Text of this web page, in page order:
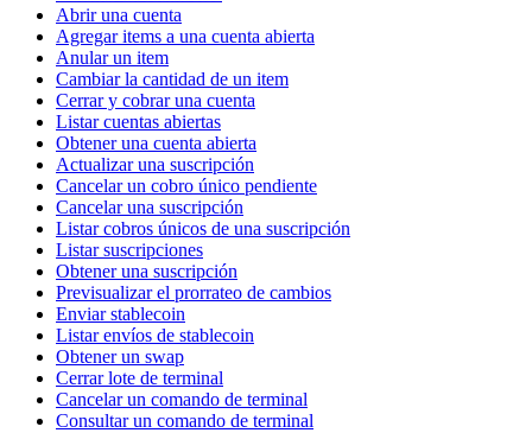
Abrir una cuenta
Agregar items a una cuenta abierta
Anular un item
Cambiar la cantidad de un item
Cerrar y cobrar una cuenta
Listar cuentas abiertas
Obtener una cuenta abierta
Actualizar una suscripción
Cancelar un cobro único pendiente
Cancelar una suscripción
Listar cobros únicos de una suscripción
Listar suscripciones
Obtener una suscripción
Previsualizar el prorrateo de cambios
Enviar stablecoin
Listar envíos de stablecoin
Obtener un swap
Cerrar lote de terminal
Cancelar un comando de terminal
Consultar un comando de terminal